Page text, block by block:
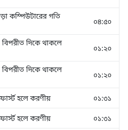
কম্পিউটারের গতি
০৪:৫০
বিপরীত দিকে থাকলে
০১:২০
বিপরীত দিকে থাকলে
০১:২০
হলে করণীয় ০১:৩১
হলে করণীয়
০১:৩১